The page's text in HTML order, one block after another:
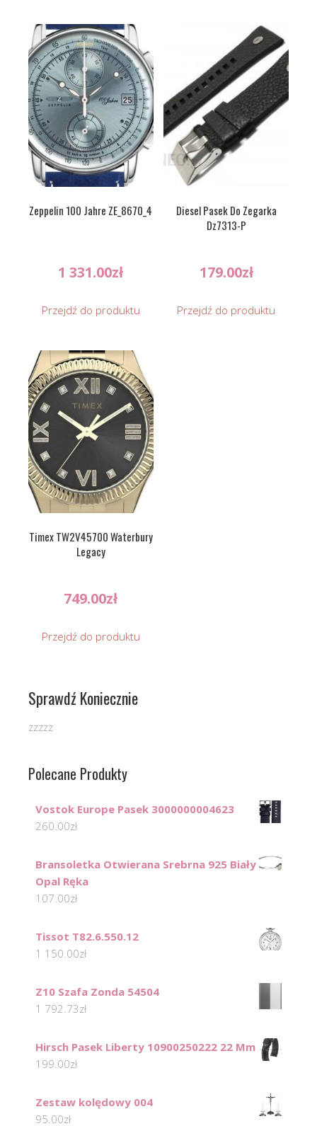
Zeppelin 100 Jahre ZE_8670_4
1 331.00zł
Przejdź do produktu
Diesel Pasek Do Zegarka
Dz7313-P
179.00zł
Przejdź do produktu
Timex TW2V45700 Waterbury
Legacy
749.00zł
Przejdź do produktu
Sprawdź Koniecznie
zzzzz
Polecane Produkty
Vostok Europe Pasek 3000000004623
260.00zł
Bransoletka Otwierana Srebrna 925 Biały
Opal Ręka
107.00zł
Tissot T82.6.550.12
1 150.00zł
Z10 Szafa Zonda 54504
1 792.73zł
Hirsch Pasek Liberty 10900250222 22 Mm
199.00zł
Zestaw kolędowy 004
95.00zł